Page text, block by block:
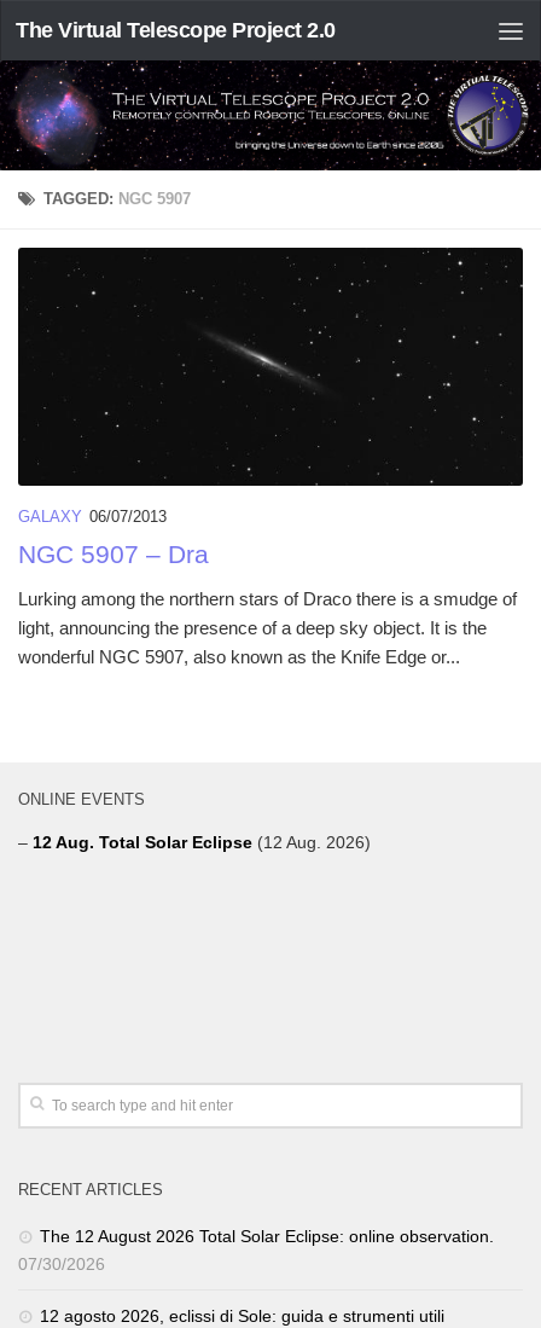
The Virtual Telescope Project 2.0
TAGGED: NGC 5907
GALAXY 06/07/2013
NGC 5907 – Dra
Lurking among the northern stars of Draco there is a smudge of
light, announcing the presence of a deep sky object. It is the
wonderful NGC 5907, also known as the Knife Edge or...
ONLINE EVENTS
– 12 Aug. Total Solar Eclipse (12 Aug. 2026)
RECENT ARTICLES
The 12 August 2026 Total Solar Eclipse: online observation.
07/30/2026
12 agosto 2026, eclissi di Sole: guida e strumenti utili